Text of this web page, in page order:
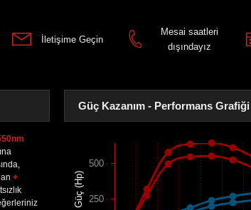
İletişime Geçin
Mesai saatleri
dışındayız
+
Güç Kazanım - Performans Grafiği
Güç (Hp) 250
500